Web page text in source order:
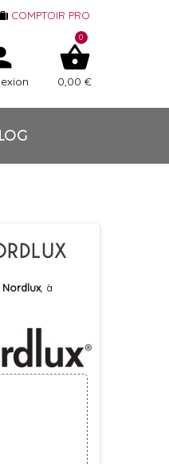
COMPTOIR PRO
shopping_basket
0,00 €
0
Nordlux, à